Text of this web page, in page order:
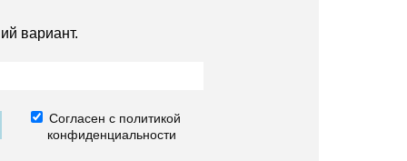
вариант.
Согласен с политикой
конфиденциальности